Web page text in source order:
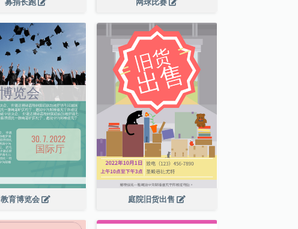
教育博览会 庭院旧货出售